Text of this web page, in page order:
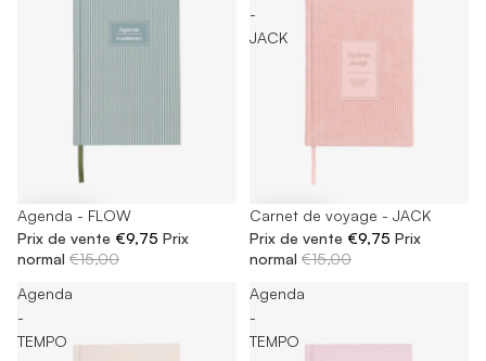
-35%
Agenda - FLOW
Prix de vente €9,75 Prix
normal €15,00
-
JACK
-35%
Carnet de voyage - JACK
Prix de vente €9,75 Prix
normal €15,00
Agenda
-
TEMPO
Agenda
-
TEMPO